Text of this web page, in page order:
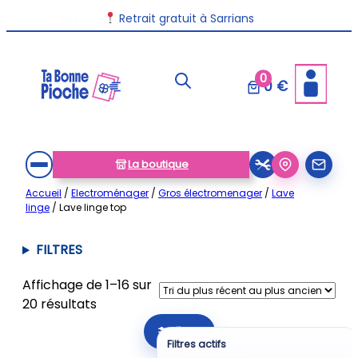
au
Livraison disponible dans toute la France
00 €
La boutique
Accueil / Electroménager / Gros électromenager / Lave
linge / Lave linge top
FILTRES
Affichage de 1–16 sur
20 résultatsTrié
Filtrer
Filtres actifs